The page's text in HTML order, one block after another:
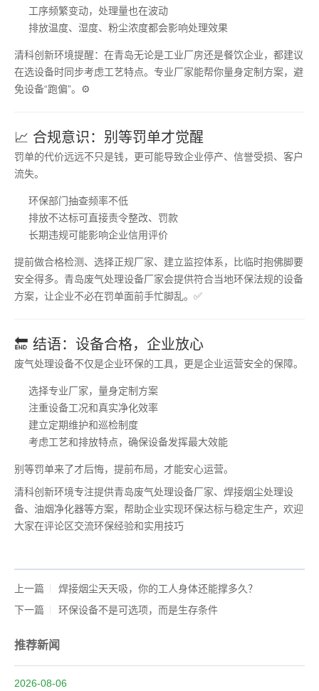
工序频繁变动，处理量也在波动
排放温度、湿度、粉尘浓度都会影响处理效果
清科创新环境提醒：在青岛无论是工业厂房还是餐饮企业，都建议
在选设备时同步考虑工艺特点。专业厂家能帮你量身定制方案，避
免设备“跑偏”。⚙️
📈 合规意识：别等罚单才觉醒
罚单的代价远远不只是钱，更可能导致企业停产、信誉受损、客户
流失。
环保部门抽查频率不低
排放不达标可直接责令整改、罚款
长期违规可能影响企业信用评价
提前做合格检测、选择正规厂家、建立监控体系，比临时抱佛脚要
安全得多。青岛废气处理设备厂家会提供符合当地环保法规的设备
方案，让企业不必在罚单面前手忙脚乱。✅
🔚 结语：设备合格，企业放心
废气处理设备不仅是企业环保的工具，更是企业运营安全的保障。
选择专业厂家，量身定制方案
注重设备工况和真实净化效率
建立定期维护和巡检制度
考虑工艺和排放特点，确保设备发挥最大效能
别等罚单来了才后悔，提前布局，才能安心运营。
清科创新环境专注提供青岛废气处理设备厂家、焊接烟尘处理设
备、油烟净化器等方案，帮助企业实现环保达标与稳定生产，欢迎
大家在评论区交流环保经验和实用技巧
上一篇
焊接烟尘天天吸，你的工人身体还能撑多久？
下一篇
环保设备不是可选项，而是生存条件
推荐新闻
2026-08-06